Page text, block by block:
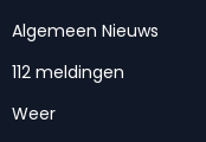
Algemeen Nieuws
112 meldingen
Weer